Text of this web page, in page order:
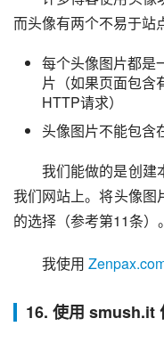
而头像有两个不易于站
每个头像图片都是
片（如果页面包含
HTTP请求）
头像图片不能包含
我们能做的是创建
我们网站上。将头像图
的选择（参考第11条）。
我使用
16. 使用 smush.it